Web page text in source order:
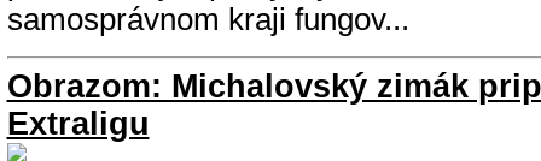
samosprávnom kraji fungov...
Obrazom: Michalovský zimák
Extraligu